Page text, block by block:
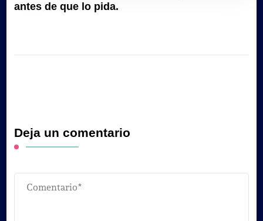
antes de que lo pida.
Deja un comentario